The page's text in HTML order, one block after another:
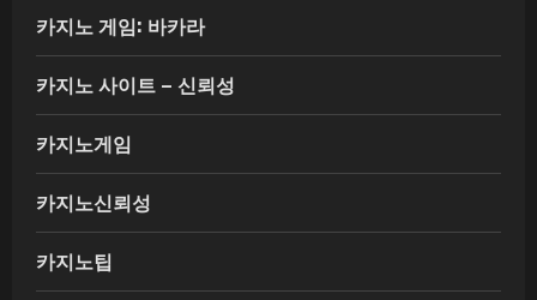
카지노 게임: 바카라
카지노 사이트 – 신뢰성
카지노게임
카지노신뢰성
카지노팁